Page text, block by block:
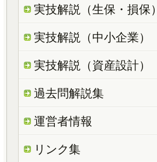
実技解説（生保・損保）
実技解説（中小企業）
実技解説（資産設計）
過去問解説集
運営者情報
リンク集